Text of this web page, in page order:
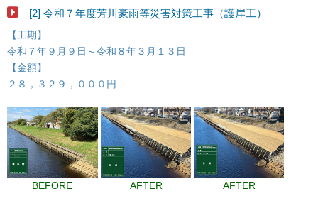
[2] 令和７年度芳川豪雨等災害対策工事（護岸工）
【工期】
令和７年９月９日～令和８年３月１３日
【金額】
２８，３２９，０００円
BEFORE AFTER AFTER